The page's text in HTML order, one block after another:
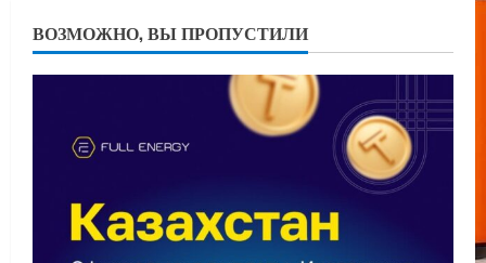
ВОЗМОЖНО, ВЫ ПРОПУСТИЛИ